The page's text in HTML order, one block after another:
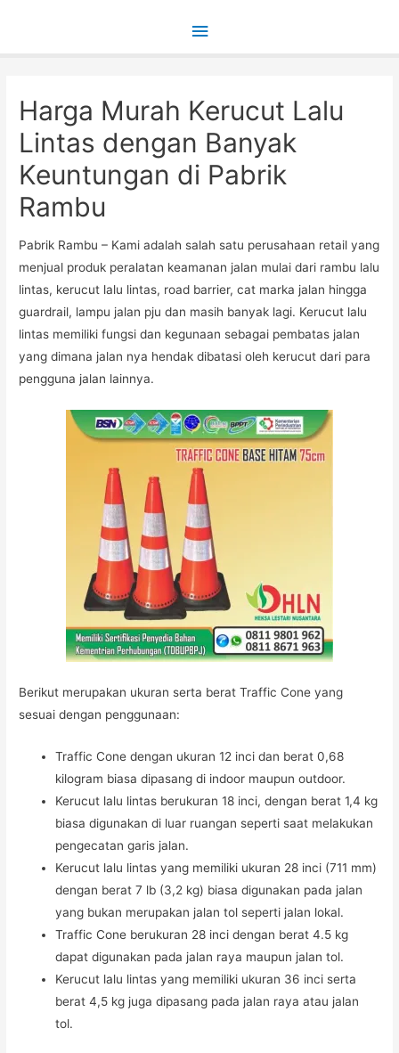
Main
Harga Murah Kerucut Lalu
Lintas dengan Banyak
Keuntungan di Pabrik
Rambu
Pabrik Rambu – Kami adalah salah satu perusahaan retail yang
menjual produk peralatan keamanan jalan mulai dari rambu lalu
lintas, kerucut lalu lintas, road barrier, cat marka jalan hingga
guardrail, lampu jalan pju dan masih banyak lagi. Kerucut lalu
lintas memiliki fungsi dan kegunaan sebagai pembatas jalan
yang dimana jalan nya hendak dibatasi oleh kerucut dari para
pengguna jalan lainnya.
Berikut merupakan ukuran serta berat Traffic Cone yang
sesuai dengan penggunaan:
Traffic Cone dengan ukuran 12 inci dan berat 0,68
kilogram biasa dipasang di indoor maupun outdoor.
Kerucut lalu lintas berukuran 18 inci, dengan berat 1,4 kg
biasa digunakan di luar ruangan seperti saat melakukan
pengecatan garis jalan.
Kerucut lalu lintas yang memiliki ukuran 28 inci (711 mm)
dengan berat 7 lb (3,2 kg) biasa digunakan pada jalan
yang bukan merupakan jalan tol seperti jalan lokal.
Traffic Cone berukuran 28 inci dengan berat 4.5 kg
dapat digunakan pada jalan raya maupun jalan tol.
Kerucut lalu lintas yang memiliki ukuran 36 inci serta
berat 4,5 kg juga dipasang pada jalan raya atau jalan
tol.